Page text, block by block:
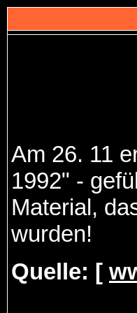
Am 26. 11
1992" -
Material,
wurden!
Quelle: [